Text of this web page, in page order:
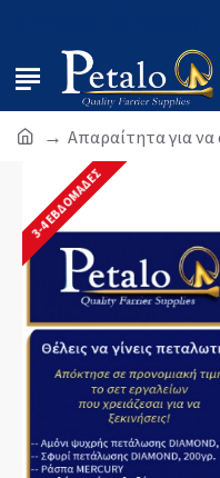
Απαραίτητα για να
3-4 ΕΒΔΟΜΆΔΕΣ